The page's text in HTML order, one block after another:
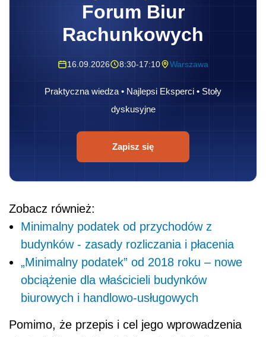
Forum Biur
Rachunkowych
16.09.2026 8:30-17:10 Warszawa
Praktyczna wiedza • Najlepsi Eksperci • Stoły
dyskusyjne
Zapisz się
Zobacz również:
Minimalny podatek od przychodów z
budynków - zasady rozliczania i płacenia
„Minimalny podatek” od 2018 roku – nowe
obciążenie dla właścicieli budynków
biurowych i handlowo-usługowych
Pomimo, że przepis i cel jego wprowadzenia